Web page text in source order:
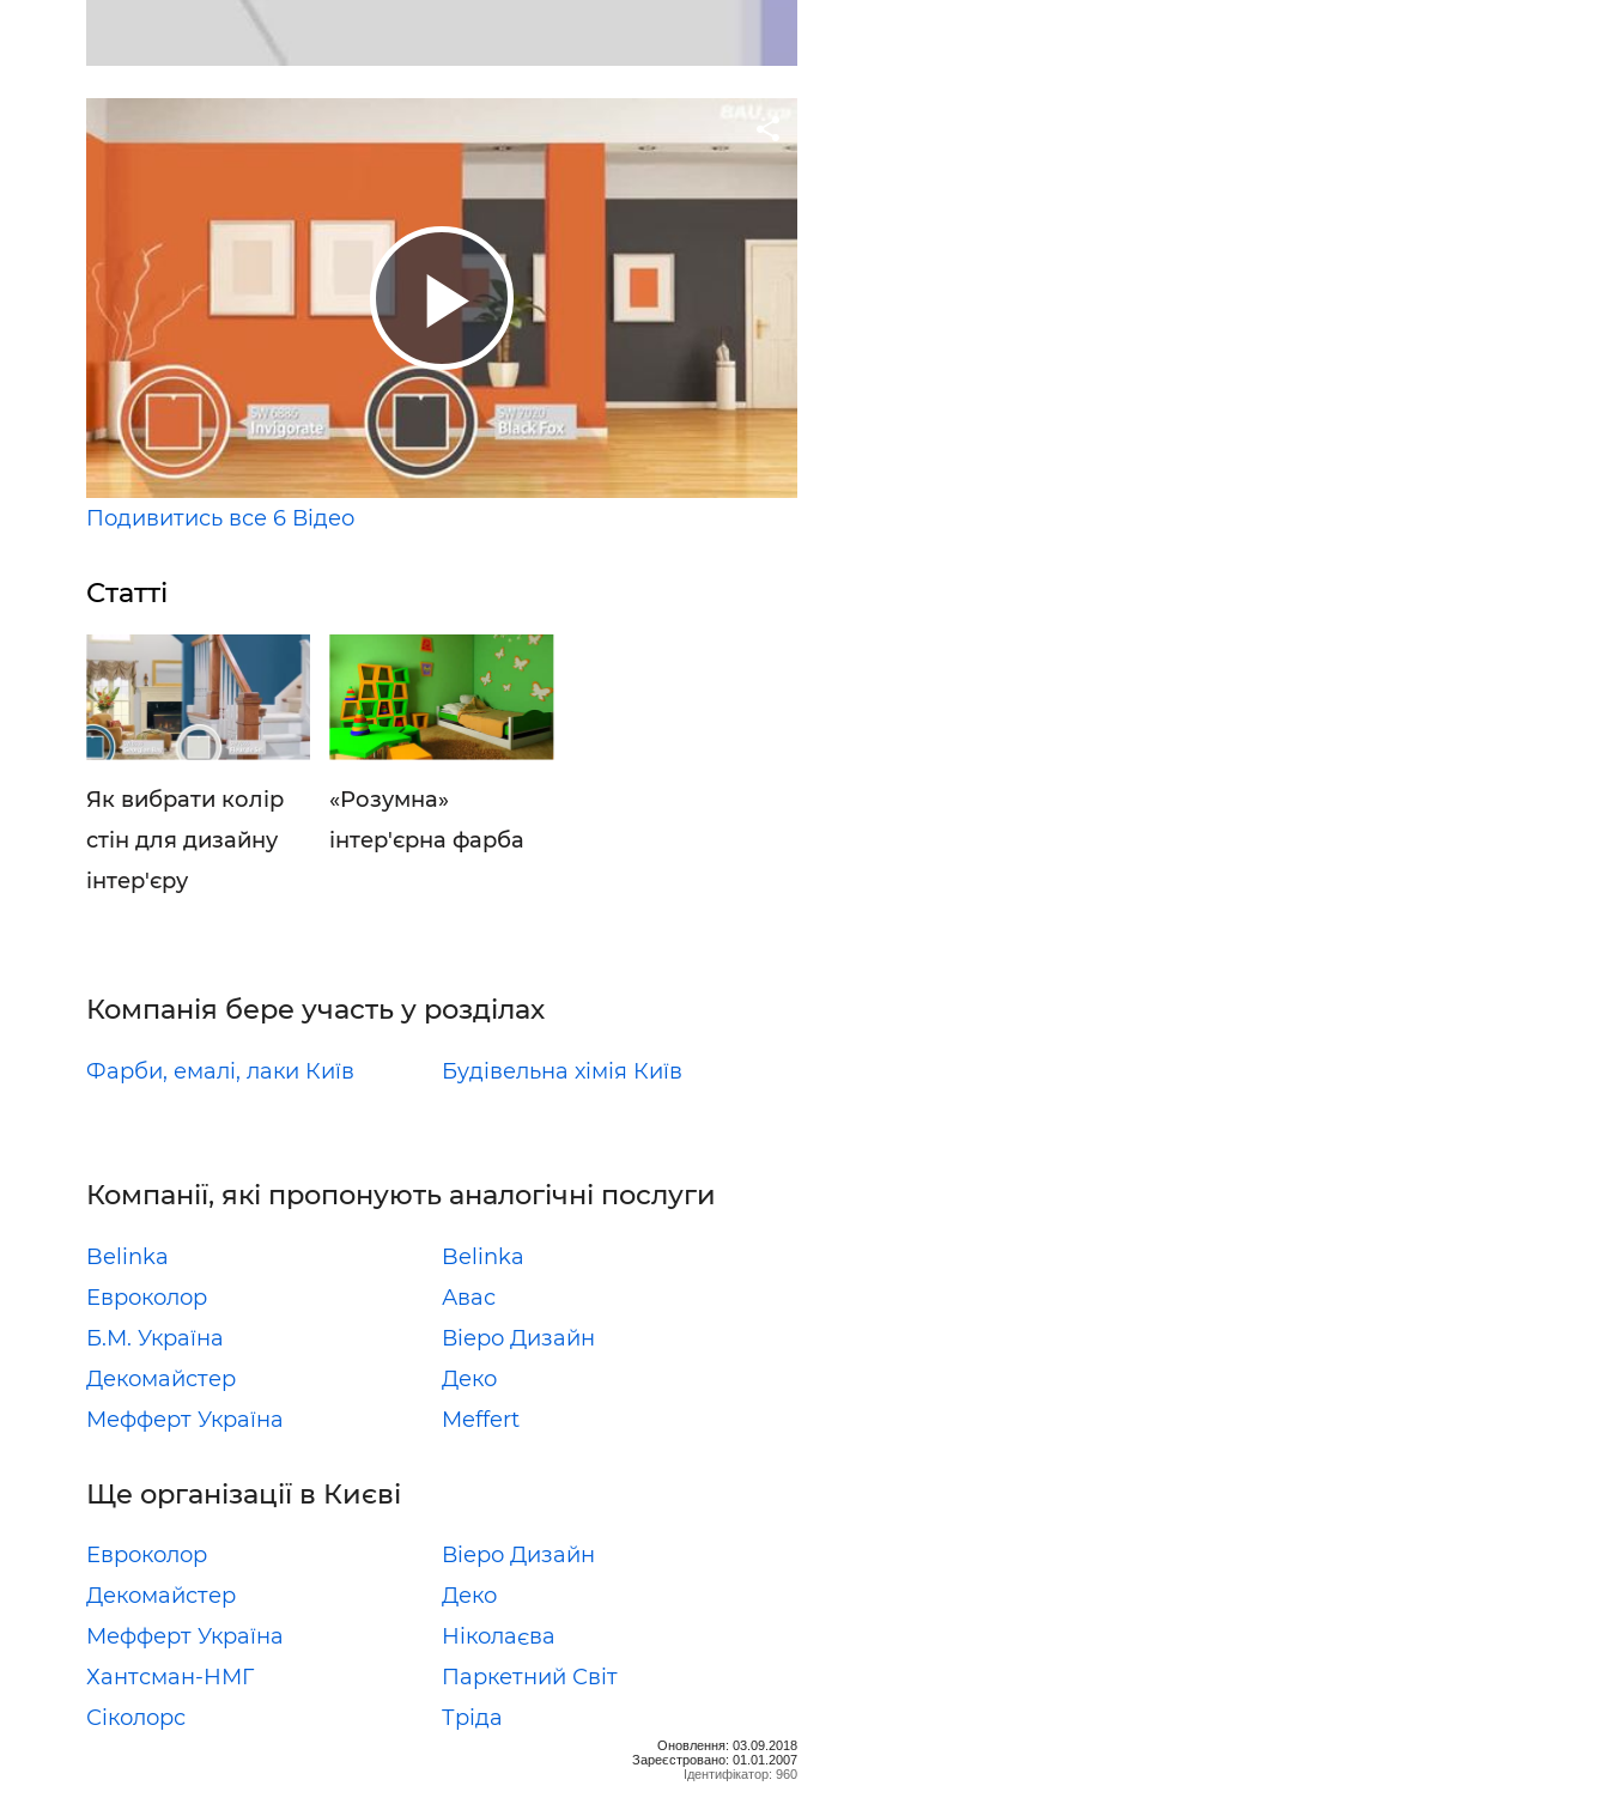
Подивитись все 6 Відео
Статті
Як вибрати колір
стін для дизайну
інтер'єру
«Розумна»
інтер'єрна фарба
Компанія бере участь у розділах
Фарби, емалі, лаки Київ Будівельна хімія Київ
Компанії, які пропонують аналогічні послуги
Belinka
Belinka
Евроколор
Авас
Б.М. Україна
Віеро Дизайн
Декомайстер
Деко
Мефферт Україна
Meffert
Ще організації в Києві
Евроколор
Віеро Дизайн
Декомайстер
Деко
Мефферт Україна
Ніколаєва
Хантсман-НМГ
Паркетний Світ
Сіколорс
Тріда
Оновлення: 03.09.2018
Зареєстровано: 01.01.2007
Ідентифікатор: 960